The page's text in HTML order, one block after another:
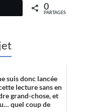
0
PARTAGES
suis donc lancée
lecture sans en
grand-chose, et
quel coup de